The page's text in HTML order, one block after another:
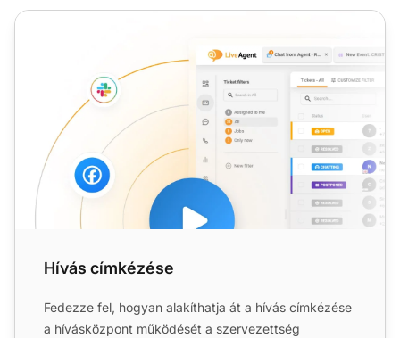
Hívás címkézése
Hívás címkézése
Fedezze fel, hogyan alakíthatja át a hívás címkézése
a hívásközpont működését a szervezettség